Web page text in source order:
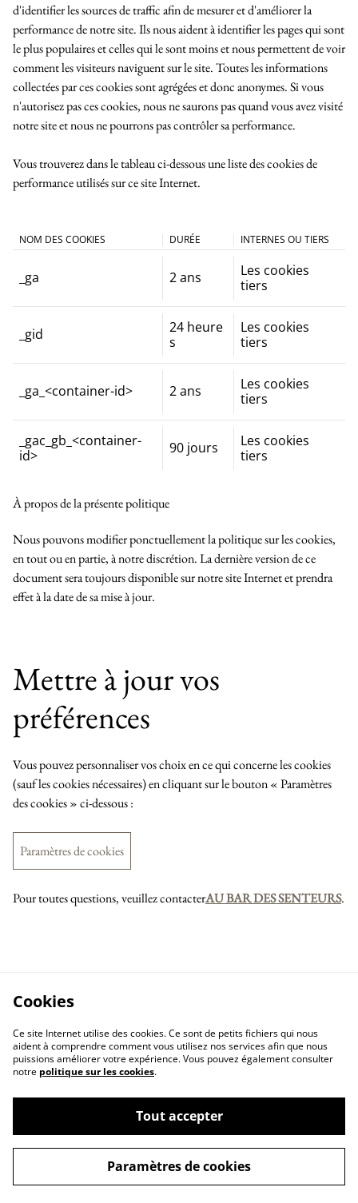
d'identifier les sources de traffic afin de mesurer et d'améliorer la
performance de notre site. Ils nous aident à identifier les pages qui sont
le plus populaires et celles qui le sont moins et nous permettent de voir
comment les visiteurs naviguent sur le site. Toutes les informations
collectées par ces cookies sont agrégées et donc anonymes. Si vous
n'autorisez pas ces cookies, nous ne saurons pas quand vous avez visité
notre site et nous ne pourrons pas contrôler sa performance.
Vous trouverez dans le tableau ci-dessous une liste des cookies de
performance utilisés sur ce site Internet.
NOM DES COOKIES DURÉE INTERNES OU TIERS
_ga 2 ans
Les cookies
tiers
_gid
24 heure
s
Les cookies
tiers
_ga_<container-id> 2 ans
Les cookies
tiers
_gac_gb_<container-
id>
90 jours
Les cookies
tiers
À propos de la présente politique
Nous pouvons modifier ponctuellement la politique sur les cookies,
en tout ou en partie, à notre discrétion. La dernière version de ce
document sera toujours disponible sur notre site Internet et prendra
effet à la date de sa mise à jour.
Mettre à jour vos
préférences
Vous pouvez personnaliser vos choix en ce qui concerne les cookies
(sauf les cookies nécessaires) en cliquant sur le bouton « Paramètres
des cookies » ci-dessous :
Paramètres de cookies
Pour toutes questions, veuillez contacterAU BAR DES SENTEURS.
Cookies
Ce site Internet utilise des cookies. Ce sont de petits fichiers qui nous
aident à comprendre comment vous utilisez nos services afin que nous
puissions améliorer votre expérience. Vous pouvez également consulter
notre politique sur les cookies.
Tout accepter
Paramètres de cookies